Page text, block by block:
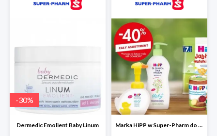
-30%
Dermedic Emolient Baby Linum Marka HiPP w Super-Pharm do -40%